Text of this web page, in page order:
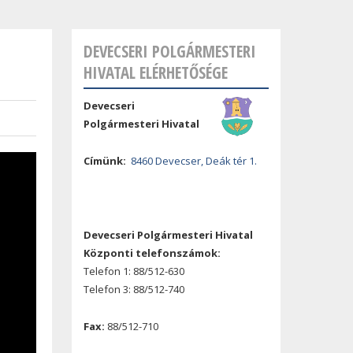
DEVECSERI POLGÁRMESTERI
HIVATAL ELÉRHETŐSÉGE
Devecseri
Polgármesteri Hivatal
Címünk: 8460 Devecser, Deák tér 1.
Devecseri Polgármesteri Hivatal
Központi telefonszámok:
Telefon 1: 88/512-630
Telefon 3: 88/512-740
Fax: 88/512-710